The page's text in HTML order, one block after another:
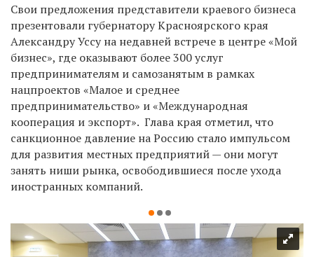
Свои предложения представители краевого бизнеса
презентовали губернатору Красноярского края
Александру Уссу на недавней встрече в центре «Мой
бизнес», где оказывают более 300 услуг
предпринимателям и самозанятым в рамках
нацпроектов «Малое и среднее
предпринимательство» и «Международная
кооперация и экспорт». Глава края отметил, что
санкционное давление на Россию стало импульсом
для развития местных предприятий — они могут
занять ниши рынка, освободившиеся после ухода
иностранных компаний.